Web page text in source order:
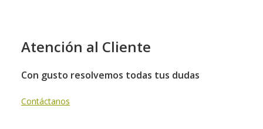
Atención al Cliente
Con gusto resolvemos todas tus dudas
Contáctanos